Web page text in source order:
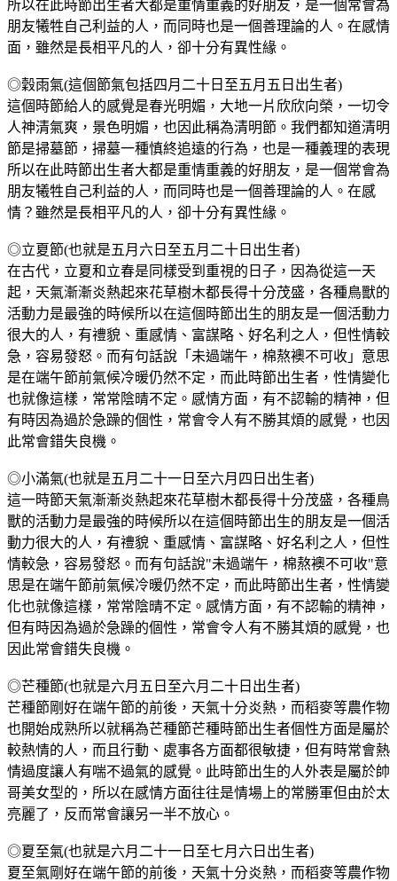
所以在此時節出生者大都是重情重義的好朋友，是一個常會為
朋友犧牲自己利益的人，而同時也是一個善理論的人。在感情
面，雖然是長相平凡的人，卻十分有異性緣。
◎穀雨氣(這個節氣包括四月二十日至五月五日出生者)
這個時節給人的感覺是春光明媚，大地一片欣欣向榮，一切令
人神清氣爽，景色明媚，也因此稱為清明節。我們都知道清明
節是掃墓節，掃墓一種慎終追遠的行為，也是一種義理的表現
所以在此時節出生者大都是重情重義的好朋友，是一個常會為
朋友犧牲自己利益的人，而同時也是一個善理論的人。在感
情？雖然是長相平凡的人，卻十分有異性緣。
◎立夏節(也就是五月六日至五月二十日出生者)
在古代，立夏和立春是同樣受到重視的日子，因為從這一天
起，天氣漸漸炎熱起來花草樹木都長得十分茂盛，各種鳥獸的
活動力是最強的時候所以在這個時節出生的朋友是一個活動力
很大的人，有禮貌、重感情、富謀略、好名利之人，但性情較
急，容易發怒。而有句話說「未過端午，棉熬襖不可收」意思
是在端午節前氣候冷暖仍然不定，而此時節出生者，性情變化
也就像這樣，常常陰晴不定。感情方面，有不認輸的精神，但
有時因為過於急躁的個性，常會令人有不勝其煩的感覺，也因
此常會錯失良機。
◎小滿氣(也就是五月二十一日至六月四日出生者)
這一時節天氣漸漸炎熱起來花草樹木都長得十分茂盛，各種鳥
獸的活動力是最強的時候所以在這個時節出生的朋友是一個活
動力很大的人，有禮貌、重感情、富謀略、好名利之人，但性
情較急，容易發怒。而有句話說"未過端午，棉熬襖不可收"意
思是在端午節前氣候冷暖仍然不定，而此時節出生者，性情變
化也就像這樣，常常陰晴不定。感情方面，有不認輸的精神，
但有時因為過於急躁的個性，常會令人有不勝其煩的感覺，也
因此常會錯失良機。
◎芒種節(也就是六月五日至六月二十日出生者)
芒種節剛好在端午節的前後，天氣十分炎熱，而稻麥等農作物
也開始成熟所以就稱為芒種節芒種時節出生者個性方面是屬於
較熱情的人，而且行動、處事各方面都很敏捷，但有時常會熱
情過度讓人有喘不過氣的感覺。此時節出生的人外表是屬於帥
哥美女型的，所以在感情方面往往是情場上的常勝軍但由於太
亮麗了，反而常會讓另一半不放心。
◎夏至氣(也就是六月二十一日至七月六日出生者)
夏至氣剛好在端午節的前後，天氣十分炎熱，而稻麥等農作物